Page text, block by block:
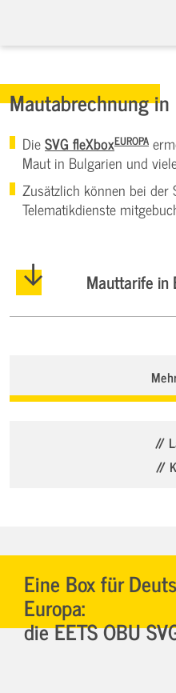
Mautabrechnung
DieSVG fleXboxEUROPA
Maut in Bulgarien und
Zusätzlich können bei der
Telematikdienste
Mauttarife in
//
//
Eine Box für
Europa:
die EETS OBU